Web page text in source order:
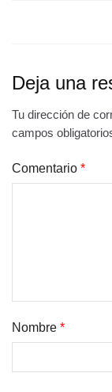
Deja una
Tu dirección de
campos
Comentario *
Nombre *